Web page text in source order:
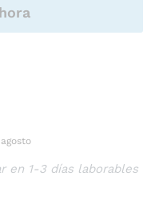
en 1-3 días laborables